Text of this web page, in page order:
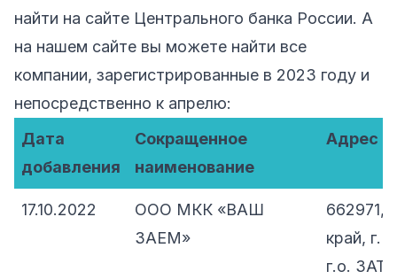
найти на сайте Центрального банка России. А
на нашем сайте вы можете найти все
компании, зарегистрированные в 2023 году и
непосредственно к апрелю:
Дата
добавления
Сокращенное
наименование
Адрес
17.10.2022
ООО МКК «ВАШ
ЗАЕМ»
662971,
край, г.
г.о.